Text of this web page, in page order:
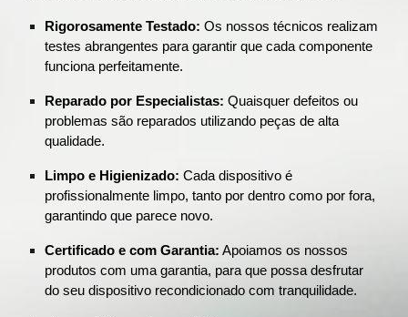
Rigorosamente Testado: Os nossos técnicos realizam
testes abrangentes para garantir que cada componente
funciona perfeitamente.
Reparado por Especialistas: Quaisquer defeitos ou
problemas são reparados utilizando peças de alta
qualidade.
Limpo e Higienizado: Cada dispositivo é
profissionalmente limpo, tanto por dentro como por fora,
garantindo que parece novo.
Certificado e com Garantia: Apoiamos os nossos
produtos com uma garantia, para que possa desfrutar
do seu dispositivo recondicionado com tranquilidade.